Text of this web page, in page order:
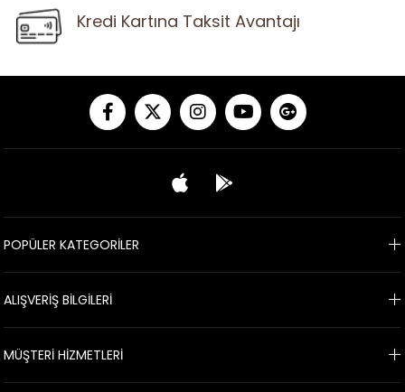
Kredi Kartına Taksit Avantajı
POPÜLER KATEGORİLER
ALIŞVERİŞ BİLGİLERİ
MÜŞTERİ HİZMETLERİ